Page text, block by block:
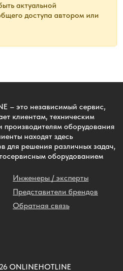
актуальной
доступа автором или
– это независимый сервис,
клиентам, техническим
производителям оборудования
находят здесь
для решения различных задач,
оборудованием
Инженеры / эксперты
Представители брендов
Обратная связь
ONLINEHOTLINE